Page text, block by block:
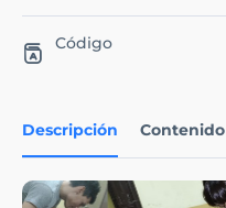
Descripción Contenido
Código